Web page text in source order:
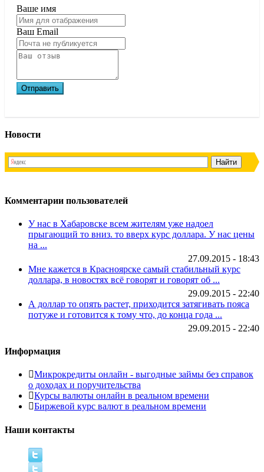
Ваше имя
Ваш Email
Новости
Комментарии пользователей
У нас в Хабаровске всем жителям уже надоел
прыгающий то вниз. то вверх курс доллара. У нас цены
на ...
27.09.2015 - 18:43
Мне кажется в Красноярске самый стабильный курс
доллара, в новостях всё говорят и говорят об ...
29.09.2015 - 22:40
А доллар то опять растет, приходится затягивать пояса
потуже и готовится к тому что, до конца года ...
29.09.2015 - 22:40
Информация
Микрокредиты онлайн - выгодные займы без справок
о доходах и поручительства
Курсы валюты онлайн в реальном времени
Биржевой курс валют в реальном времени
Наши контакты